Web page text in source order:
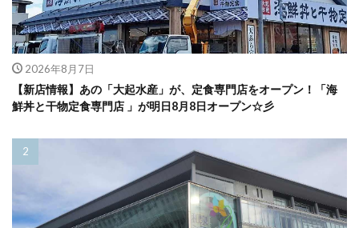
2026年8月7日
【新店情報】あの「大起水産」が、定食専門店をオープン！「海
鮮丼と干物定食専門店 」が明日8月8日オープン☆彡